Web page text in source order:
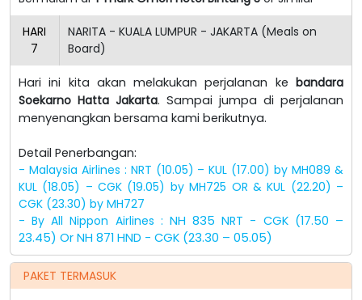
HARI
7
NARITA - KUALA LUMPUR - JAKARTA (Meals on
Board)
Hari ini kita akan melakukan perjalanan ke bandara
Soekarno Hatta Jakarta. Sampai jumpa di perjalanan
menyenangkan bersama kami berikutnya.
Detail Penerbangan:
- Malaysia Airlines : NRT (10.05) – KUL (17.00) by MH089 &
KUL (18.05) – CGK (19.05) by MH725 OR & KUL (22.20) –
CGK (23.30) by MH727
- By All Nippon Airlines : NH 835 NRT - CGK (17.50 –
23.45) Or NH 871 HND - CGK (23.30 – 05.05)
PAKET TERMASUK